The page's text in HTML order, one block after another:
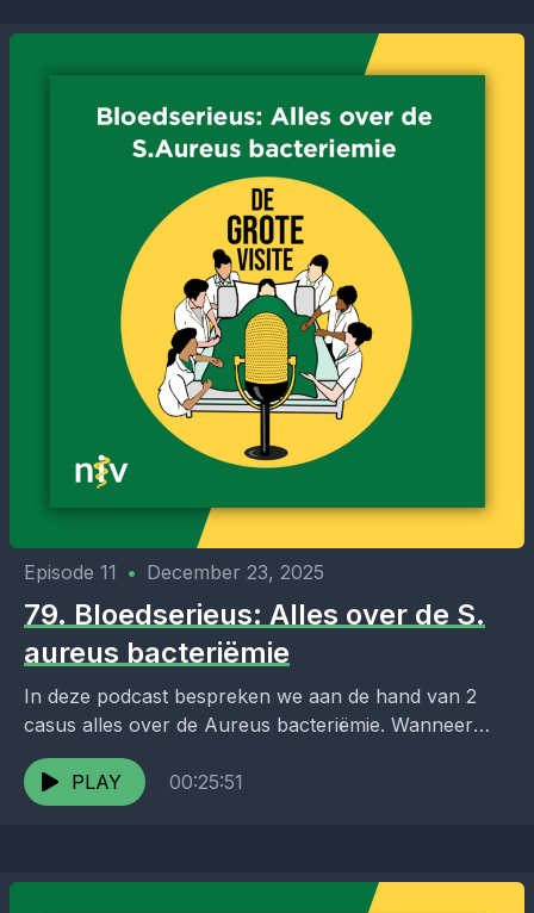
Episode 11 • December 23, 2025
79. Bloedserieus: Alles over de S.
aureus bacteriëmie
In deze podcast bespreken we aan de hand van 2
casus alles over de Aureus bacteriëmie. Wanneer
maak je wel en geen PET scan...
PLAY
00:25:51